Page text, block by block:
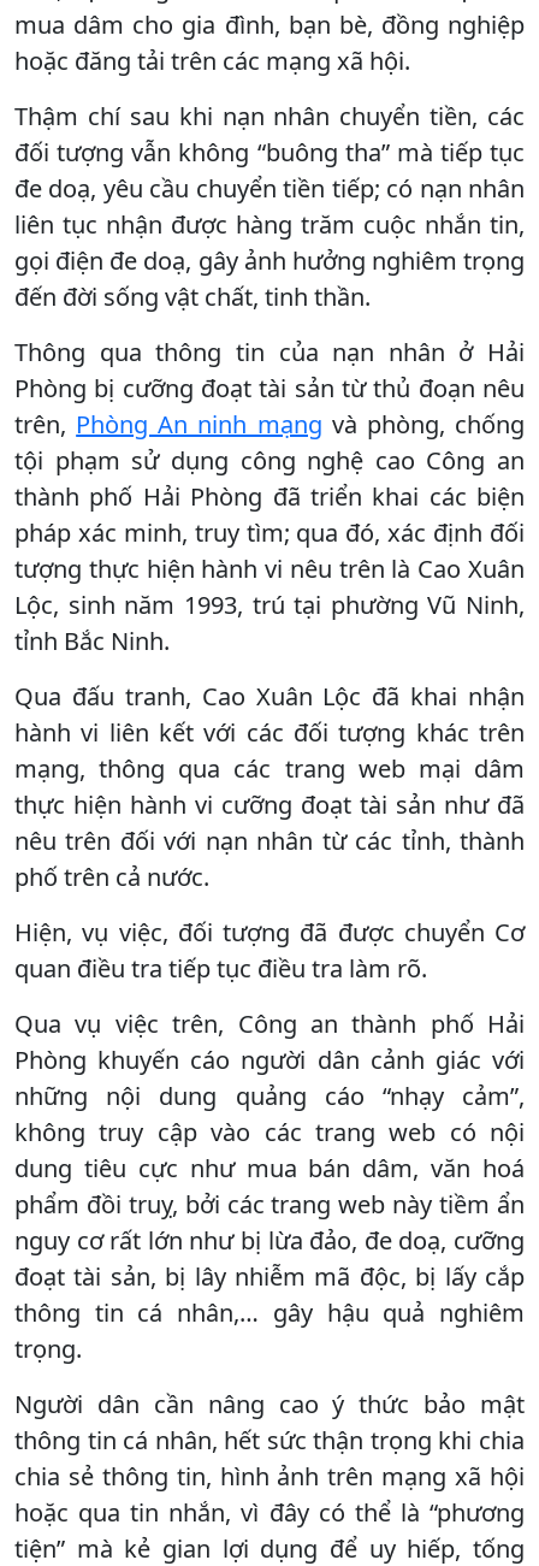
mua dâm cho gia đình, bạn bè, đồng nghiệp
hoặc đăng tải trên các mạng xã hội.
Thậm chí sau khi nạn nhân chuyển tiền, các
đối tượng vẫn không “buông tha” mà tiếp tục
đe doạ, yêu cầu chuyển tiền tiếp; có nạn nhân
liên tục nhận được hàng trăm cuộc nhắn tin,
gọi điện đe doạ, gây ảnh hưởng nghiêm trọng
đến đời sống vật chất, tinh thần.
Thông qua thông tin của nạn nhân ở Hải
Phòng bị cưỡng đoạt tài sản từ thủ đoạn nêu
trên, Phòng An ninh mạng và phòng, chống
tội phạm sử dụng công nghệ cao Công an
thành phố Hải Phòng đã triển khai các biện
pháp xác minh, truy tìm; qua đó, xác định đối
tượng thực hiện hành vi nêu trên là Cao Xuân
Lộc, sinh năm 1993, trú tại phường Vũ Ninh,
tỉnh Bắc Ninh.
Qua đấu tranh, Cao Xuân Lộc đã khai nhận
hành vi liên kết với các đối tượng khác trên
mạng, thông qua các trang web mại dâm
thực hiện hành vi cưỡng đoạt tài sản như đã
nêu trên đối với nạn nhân từ các tỉnh, thành
phố trên cả nước.
Hiện, vụ việc, đối tượng đã được chuyển Cơ
quan điều tra tiếp tục điều tra làm rõ.
Qua vụ việc trên, Công an thành phố Hải
Phòng khuyến cáo người dân cảnh giác với
những nội dung quảng cáo “nhạy cảm”,
không truy cập vào các trang web có nội
dung tiêu cực như mua bán dâm, văn hoá
phẩm đồi truỵ, bởi các trang web này tiềm ẩn
nguy cơ rất lớn như bị lừa đảo, đe doạ, cưỡng
đoạt tài sản, bị lây nhiễm mã độc, bị lấy cắp
thông tin cá nhân,… gây hậu quả nghiêm
trọng.
Người dân cần nâng cao ý thức bảo mật
thông tin cá nhân, hết sức thận trọng khi chia
chia sẻ thông tin, hình ảnh trên mạng xã hội
hoặc qua tin nhắn, vì đây có thể là “phương
tiện” mà kẻ gian lợi dụng để uy hiếp, tống